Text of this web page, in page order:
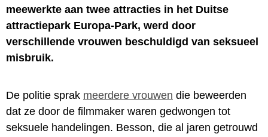
meewerkte aan twee attracties in het Duitse
attractiepark Europa-Park, werd door
verschillende vrouwen beschuldigd van seksueel
misbruik.
De politie sprak meerdere vrouwen die beweerden
dat ze door de filmmaker waren gedwongen tot
seksuele handelingen. Besson, die al jaren getrouwd